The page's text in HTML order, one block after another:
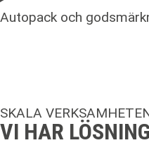
Autopack och
SKALA
VI HAR